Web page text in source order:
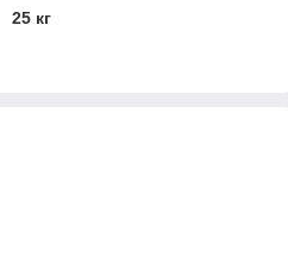
25 кг